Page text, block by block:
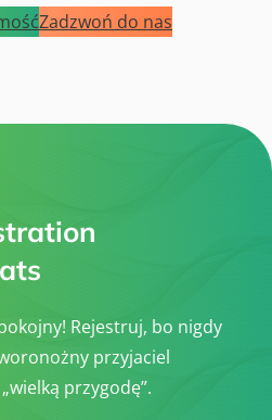
Zadzwoń do nas
Rejestruj, bo nigdy
przyjaciel
przygodę”.